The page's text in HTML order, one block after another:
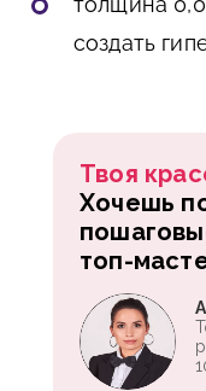
создать
Твоя
Хочешь
топ-